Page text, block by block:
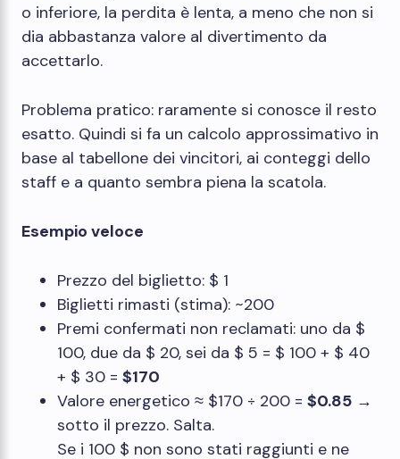
o inferiore, la perdita è lenta, a meno che non si
dia abbastanza valore al divertimento da
accettarlo.
Problema pratico: raramente si conosce il resto
esatto. Quindi si fa un calcolo approssimativo in
base al tabellone dei vincitori, ai conteggi dello
staff e a quanto sembra piena la scatola.
Esempio veloce
Prezzo del biglietto: $ 1
Biglietti rimasti (stima): ~200
Premi confermati non reclamati: uno da $
100, due da $ 20, sei da $ 5 = $ 100 + $ 40
+ $ 30 = $170
Valore energetico ≈ $170 ÷ 200 = $0.85 →
sotto il prezzo. Salta.
Se i 100 $ non sono stati raggiunti e ne